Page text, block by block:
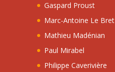
Gaspard Proust
Marc-Antoine Le Bret
Mathieu Madénian
Paul Mirabel
Philippe Caverivière